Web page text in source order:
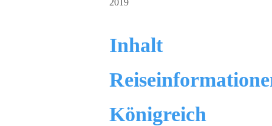
2019
Inhalt
Königreich